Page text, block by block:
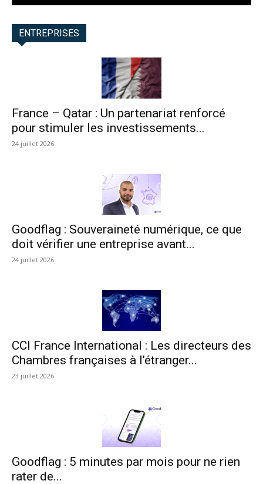
ENTREPRISES
France – Qatar : Un partenariat renforcé
pour stimuler les investissements...
24 juillet 2026
Goodflag : Souveraineté numérique, ce que
doit vérifier une entreprise avant...
24 juillet 2026
CCI France International : Les directeurs des
Chambres françaises à l’étranger...
23 juillet 2026
Goodflag : 5 minutes par mois pour ne rien
rater de...